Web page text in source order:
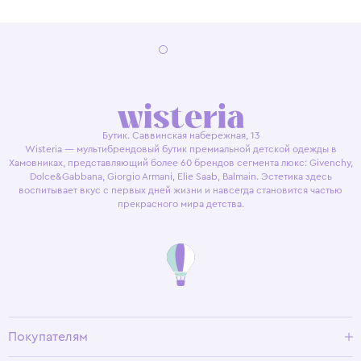
Бутик. Саввинская набережная, 13
Wisteria — мультибрендовый бутик премиальной детской одежды в
Хамовниках, представляющий более 60 брендов сегмента люкс: Givenchy,
Dolce&Gabbana, Giorgio Armani, Elie Saab, Balmain. Эстетика здесь
воспитывает вкус с первых дней жизни и навсегда становится частью
прекрасного мира детства.
Покупателям